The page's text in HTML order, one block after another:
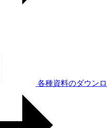
各種資料のダウンロ